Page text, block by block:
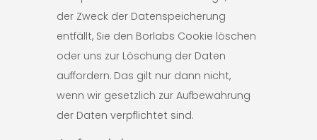
der Zweck der Datenspeicherung
entfällt, Sie den Borlabs Cookie löschen
oder uns zur Löschung der Daten
auffordern. Das gilt nur dann nicht,
wenn wir gesetzlich zur Aufbewahrung
der Daten verpflichtet sind.